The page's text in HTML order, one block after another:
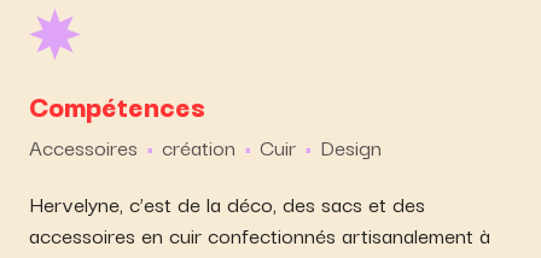
Compétences
Accessoires création Cuir
Design
Hervelyne, c’est de la déco, des sacs et des
accessoires en cuir confectionnés artisanalement à